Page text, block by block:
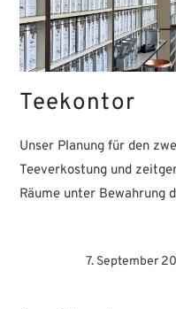
Teekontor
Unser Planung für den
Teeverkostung und
Räume unter Bewahrung
Author
7. September